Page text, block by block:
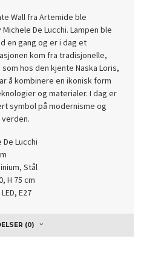
Wall fra Artemide ble
De Lucchi. Lampen ble
en gang og er i dag et
kom fra tradisjonelle,
hos den kjente Naska Loris,
å kombinere en ikonisk form
og materialer. I dag er
symbol på modernisme og
De Lucchi
Stål
H 75 cm
E27
(0)